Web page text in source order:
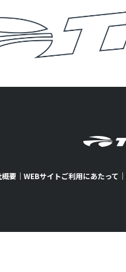
要｜ WEBサイトご利用にあたって ｜